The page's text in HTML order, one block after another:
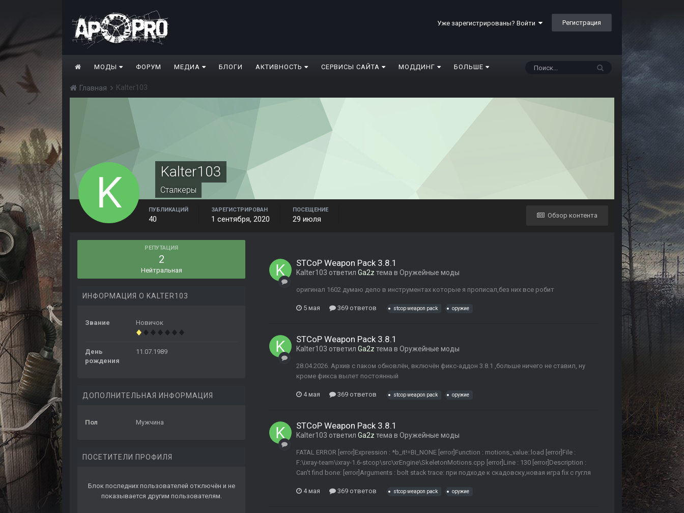
Уже зарегистрированы? Войти Регистрация
МОДЫ ФОРУМ МЕДИА БЛОГИ АКТИВНОСТЬ СЕРВИСЫ САЙТА МОДДИНГ БОЛЬШЕ
Главная Kalter103
Kalter103
Сталкеры
Обзор контента
ПУБЛИКАЦИЙ
40
ЗАРЕГИСТРИРОВАН
1 сентября, 2020
ПОСЕЩЕНИЕ
29 июля
РЕПУТАЦИЯ
2
Нейтральная
ИНФОРМАЦИЯ О KALTER103
Звание Новичок
День
рождения
11.07.1989
ДОПОЛНИТЕЛЬНАЯ ИНФОРМАЦИЯ
Пол Мужчина
ПОСЕТИТЕЛИ ПРОФИЛЯ
Блок последних пользователей отключён и не
показывается другим пользователям.
STCoP Weapon Pack 3.8.1
Kalter103 ответил Ga2z тема в Оружейные моды
оригинал 1602 думаю дело в инструментах которые я прописал,без них все робит
5 мая 369 ответов stcop weapon pack оружие
STCoP Weapon Pack 3.8.1
Kalter103 ответил Ga2z тема в Оружейные моды
28.04.2026. Архив с паком обновлён, включён фикс-аддон 3.8.1 ,больше ничего не ставил, ну
кроме фикса вылет постоянный
4 мая 369 ответов stcop weapon pack оружие
STCoP Weapon Pack 3.8.1
Kalter103 ответил Ga2z тема в Оружейные моды
FATAL ERROR [error]Expression : *b_it!=BI_NONE [error]Function : motions_value::load [error]File :
F:\ixray-team\ixray-1.6-stcop\src\xrEngine\SkeletonMotions.cpp [error]Line : 130 [error]Description :
Can't find bone: [error]Arguments : bolt stack trace: при подходе к скадовску,новая игра fix с гугля
4 мая 369 ответов stcop weapon pack оружие